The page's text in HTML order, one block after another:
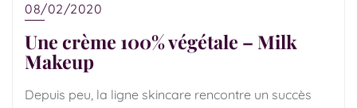
08/02/2020
Une crème 100% végétale – Milk
Makeup
Depuis peu, la ligne skincare rencontre un succès